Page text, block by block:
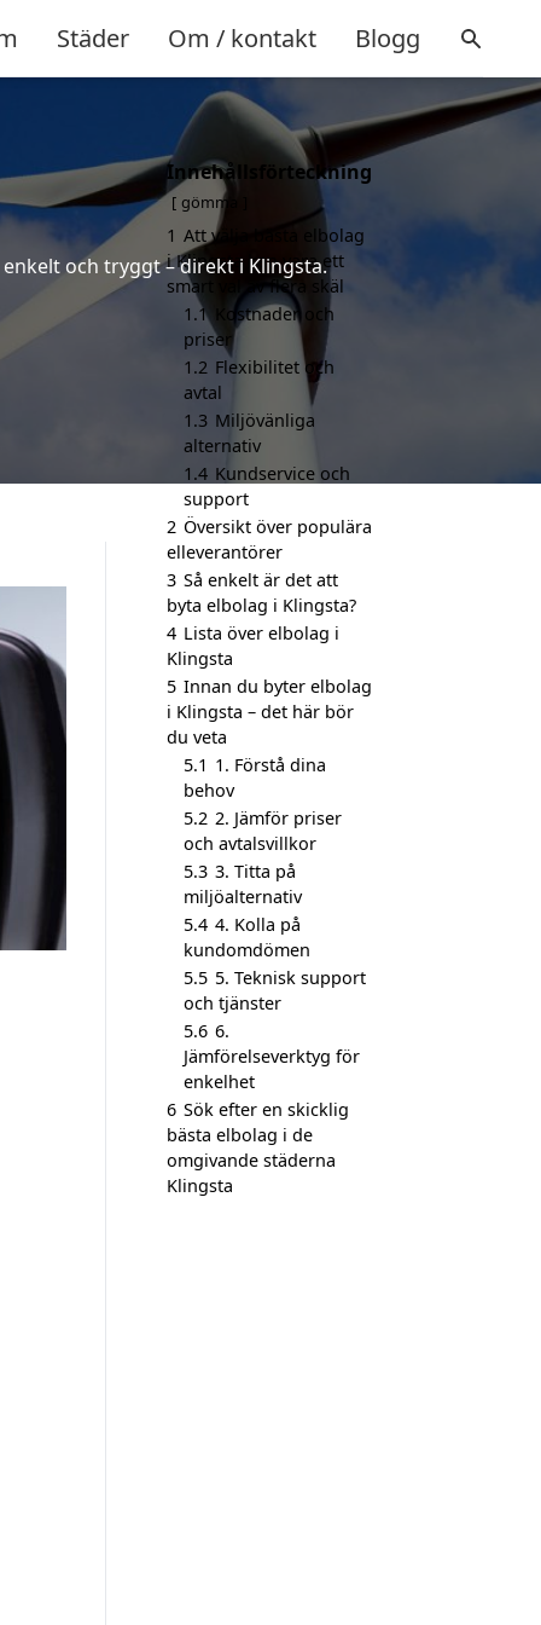
Städer Om / kontakt Blogg
och tryggt – direkt i Klingsta.
Innehållsförteckning
gömma
1 Att välja bästa elbolag
i Klingsta kan vara ett
smart val av flera skäl
1.1
Kostnader och
priser
1.2 Flexibilitet och
avtal
1.3 Miljövänliga
alternativ
1.4 Kundservice och
support
2 Översikt över populära
elleverantörer
3 Så enkelt är det att
byta elbolag i Klingsta?
4 Lista över elbolag i
Klingsta
5 Innan du byter elbolag
i Klingsta – det här bör
du veta
5.1 1. Förstå dina
behov
5.2 2. Jämför priser
och avtalsvillkor
5.3 3. Titta på
miljöalternativ
5.4 4. Kolla på
kundomdömen
5.5 5. Teknisk support
och tjänster
5.6 6.
Jämförelseverktyg för
enkelhet
6 Sök efter en skicklig
bästa elbolag i de
omgivande städerna
Klingsta